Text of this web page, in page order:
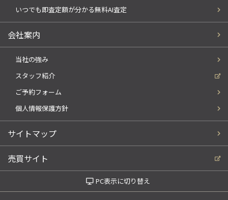
いつでも即査定額が分かる無料AI査定
会社案内
当社の強み
スタッフ紹介
ご予約フォーム
個人情報保護方針
サイトマップ
売買サイト
PC表示に切り替え